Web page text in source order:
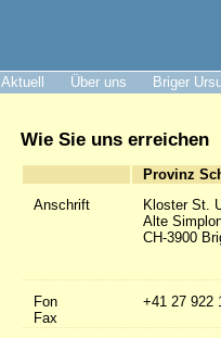
Aktuell Über uns Briger
Wie Sie uns erreichen
Provinz
Anschrift
Kloster St.
Alte
CH-3900
Fon
Fax
+41 27 922